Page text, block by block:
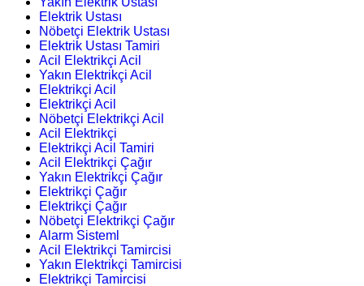
Elektrik Ustası
Nöbetçi Elektrik Ustası
Elektrik Ustası Tamiri
Acil Elektrikçi Acil
Yakın Elektrikçi Acil
Elektrikçi Acil
Elektrikçi Acil
Nöbetçi Elektrikçi Acil
Acil Elektrikçi
Elektrikçi Acil Tamiri
Acil Elektrikçi Çağır
Yakın Elektrikçi Çağır
Elektrikçi Çağır
Elektrikçi Çağır
Nöbetçi Elektrikçi Çağır
Alarm Sisteml
Acil Elektrikçi Tamircisi
Yakın Elektrikçi Tamircisi
Elektrikçi Tamircisi